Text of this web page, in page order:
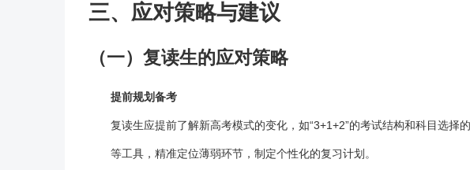
三、应对策略与建议
（一）复读生的应对策略
提前规划备考
复读生应提前了解新高考模式的变化，如“3+1+2”的考试结构和科目选择
等工具，精准定位薄弱环节，制定个性化的复习计划。